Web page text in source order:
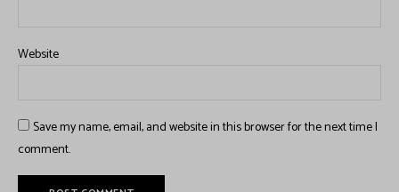
Website
Save my name, email, and website in this browser for the next time I
comment.